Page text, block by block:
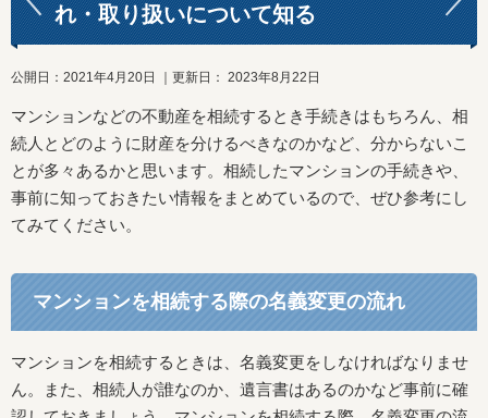
れ・取り扱いについて知る
公開日： 2021年4月20日 ｜更新日： 2023年8月22日
マンションなどの不動産を相続するとき手続きはもちろん、相
続人とどのように財産を分けるべきなのかなど、分からないこ
とが多々あるかと思います。相続したマンションの手続きや、
事前に知っておきたい情報をまとめているので、ぜひ参考にし
てみてください。
マンションを相続する際の名義変更の流れ
マンションを相続するときは、名義変更をしなければなりませ
ん。また、相続人が誰なのか、遺言書はあるのかなど事前に確